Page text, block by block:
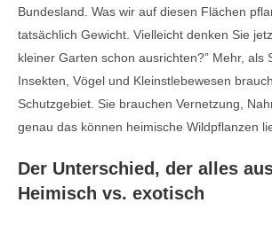
Bundesland. Was wir auf diesen Flächen
tatsächlich Gewicht. Vielleicht denken Sie
kleiner Garten schon ausrichten?” Mehr, als
Insekten, Vögel und Kleinstlebewesen
Schutzgebiet. Sie brauchen Vernetzung,
genau das können heimische Wildpflanzen
Der Unterschied, der alles
Heimisch vs. exotisch